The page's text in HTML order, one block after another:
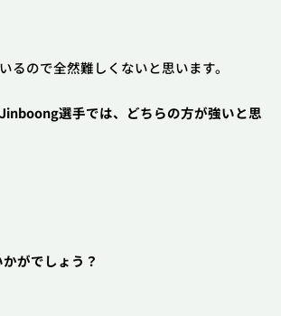
るので全然難しくないと思います。
選手では、どちらの方が強いと思
がでしょう？